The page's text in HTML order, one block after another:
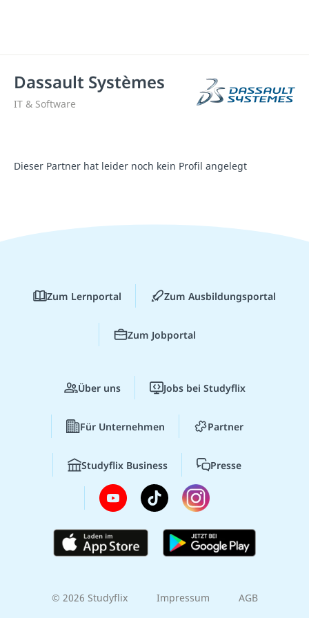
Dassault Systèmes
IT & Software
Dieser Partner hat leider noch kein Profil angelegt
Zum Lernportal Zum Ausbildungsportal
Zum Jobportal
Über uns Jobs bei Studyflix
Für Unternehmen Partner
Studyflix Business Presse
© 2026 Studyflix Impressum AGB